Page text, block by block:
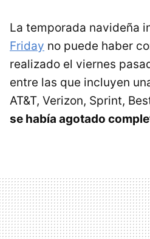
La temporada navideña
Friday no puede haber
realizado el viernes
entre las que incluyen
AT&T, Verizon, Sprint,
se había agotado